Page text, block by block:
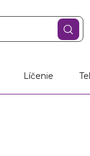
Líčenie